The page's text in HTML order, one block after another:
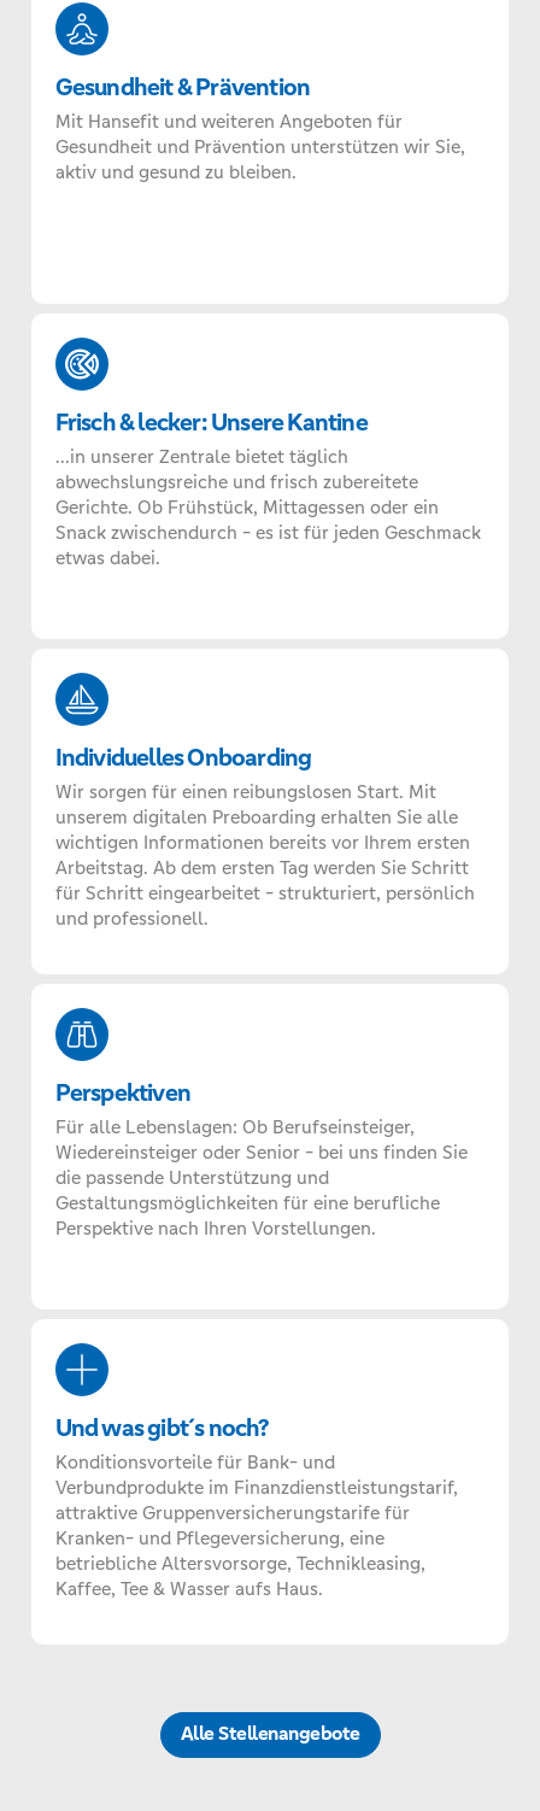
Gesundheit & Prävention
Mit Hansefit und weiteren Angeboten für
Gesundheit und Prävention unterstützen wir Sie,
aktiv und gesund zu bleiben.
Frisch & lecker: Unsere Kantine
...in unserer Zentrale bietet täglich
abwechslungsreiche und frisch zubereitete
Gerichte. Ob Frühstück, Mittagessen oder ein
Snack zwischendurch - es ist für jeden Geschmack
etwas dabei.
Individuelles Onboarding
Wir sorgen für einen reibungslosen Start. Mit
unserem digitalen Preboarding erhalten Sie alle
wichtigen Informationen bereits vor Ihrem ersten
Arbeitstag. Ab dem ersten Tag werden Sie Schritt
für Schritt eingearbeitet - strukturiert, persönlich
und professionell.
Perspektiven
Für alle Lebenslagen: Ob Berufseinsteiger,
Wiedereinsteiger oder Senior - bei uns finden Sie
die passende Unterstützung und
Gestaltungsmöglichkeiten für eine berufliche
Perspektive nach Ihren Vorstellungen.
Und was gibt´s noch?
Konditionsvorteile für Bank- und
Verbundprodukte im Finanzdienstleistungstarif,
attraktive Gruppenversicherungstarife für
Kranken- und Pflegeversicherung, eine
betriebliche Altersvorsorge, Technikleasing,
Kaffee, Tee & Wasser aufs Haus.
Alle Stellenangebote